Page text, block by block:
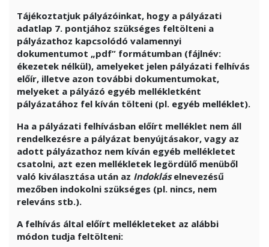
Tájékoztatjuk pályázóinkat, hogy a pályázati
adatlap 7. pontjához szükséges feltölteni a
pályázathoz kapcsolódó valamennyi
dokumentumot „pdf” formátumban (fájlnév:
ékezetek nélkül), amelyeket jelen pályázati felhívás
előír, illetve azon további dokumentumokat,
melyeket a pályázó egyéb mellékletként
pályázatához fel kíván tölteni (pl. egyéb melléklet).
Ha a pályázati felhívásban előírt melléklet nem áll
rendelkezésre a pályázat benyújtásakor, vagy az
adott pályázathoz nem kíván egyéb mellékletet
csatolni, azt ezen mellékletek legördülő menüből
való kiválasztása után az Indokláselnevezésű
mezőben indokolni szükséges (pl. nincs, nem
releváns stb.).
A felhívás által előírt mellékleteket az alábbi
módon tudja feltölteni: